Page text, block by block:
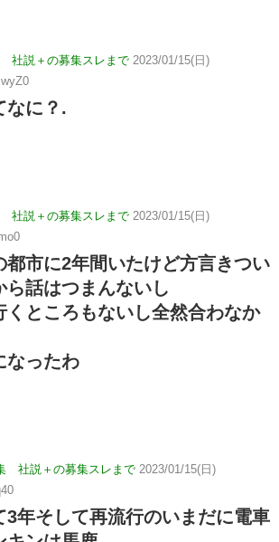
社説＋の募集スレまで 2023/01/15(日)
なに？.
社説＋の募集スレまで 2023/01/15(日)
都市に2年間いたけど方言きつい
ら話はつまんないし
くところもないし全然合わなか
なったわ
社説＋の募集スレまで 2023/01/15(日)
3年そして再流行のいまだに電車